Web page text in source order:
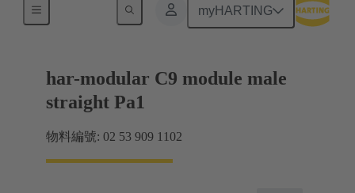
myHARTING
har-modular C9 module male
straight Pa1
物料編號: 02 53 909 1102